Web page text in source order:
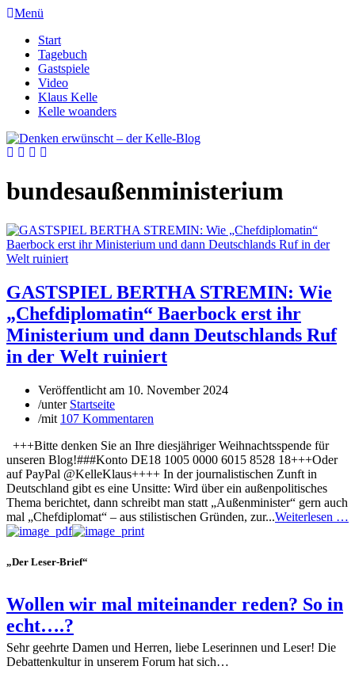
Menü
Start
Tagebuch
Gastspiele
Video
Klaus Kelle
Kelle woanders
bundesaußenministerium
GASTSPIEL BERTHA STREMIN: Wie
„Chefdiplomatin“ Baerbock erst ihr
Ministerium und dann Deutschlands Ruf
in der Welt ruiniert
Veröffentlicht am 10. November 2024
/unter Startseite
/mit 107 Kommentaren
+++Bitte denken Sie an Ihre diesjähriger Weihnachtsspende für
unseren Blog!###Konto DE18 1005 0000 6015 8528 18+++Oder
auf PayPal @KelleKlaus++++ In der journalistischen Zunft in
Deutschland gibt es eine Unsitte: Wird über ein außenpolitisches
Thema berichtet, dann schreibt man statt „Außenminister“ gern auch
mal „Chefdiplomat“ – aus stilistischen Gründen, zur...Weiterlesen …
„Der Leser-Brief“
Wollen wir mal miteinander reden? So in
echt….?
Sehr geehrte Damen und Herren, liebe Leserinnen und Leser! Die
Debattenkultur in unserem Forum hat sich…